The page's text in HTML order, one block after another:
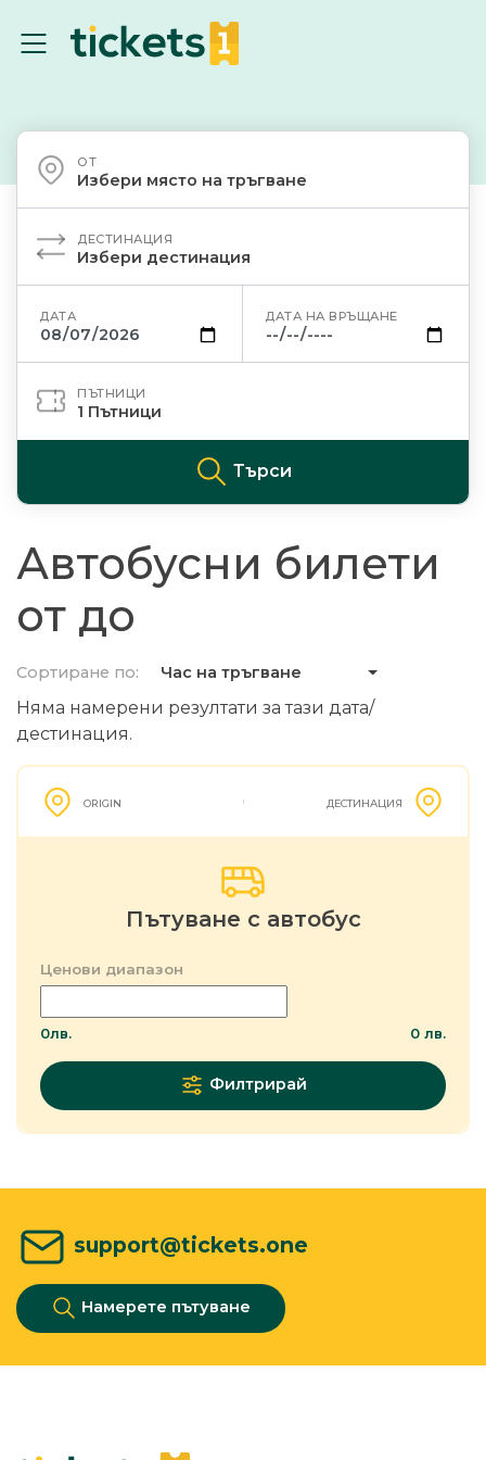
ОТ
Избери място на тръгване
ДЕСТИНАЦИЯ
Избери дестинация
ДАТА ДАТА НА ВРЪЩАНЕ
ПЪТНИЦИ
1 Пътници
Търси
Автобусни билети
от до
Сортиране по: Час на тръгване
Няма намерени резултати за тази дата/
дестинация.
ORIGIN ДЕСТИНАЦИЯ
Пътуване с автобус
Ценови диапазон
0лв. 0 лв.
Филтрирай
support@tickets.one
Намерете пътуване